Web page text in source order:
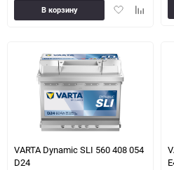
ДобавитьДобавить
В корзину
VARTA Dynamic SLI 560 408 054
D24